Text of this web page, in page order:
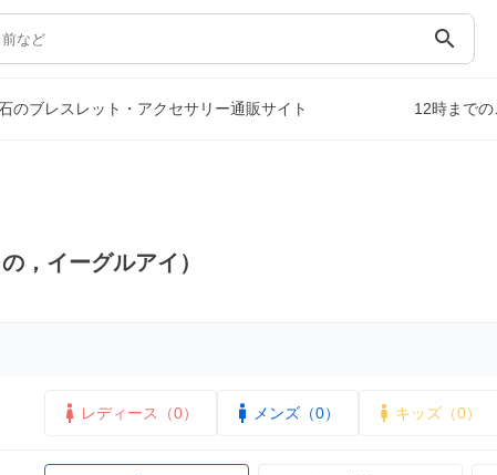
search
のブレスレット・アクセサリー通販サイト 12時まで
，イーグルアイ）
レディース（0） メンズ（0） キッズ（0）